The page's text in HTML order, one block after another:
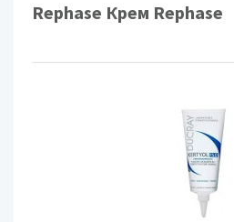
Rephase Крем Rephase